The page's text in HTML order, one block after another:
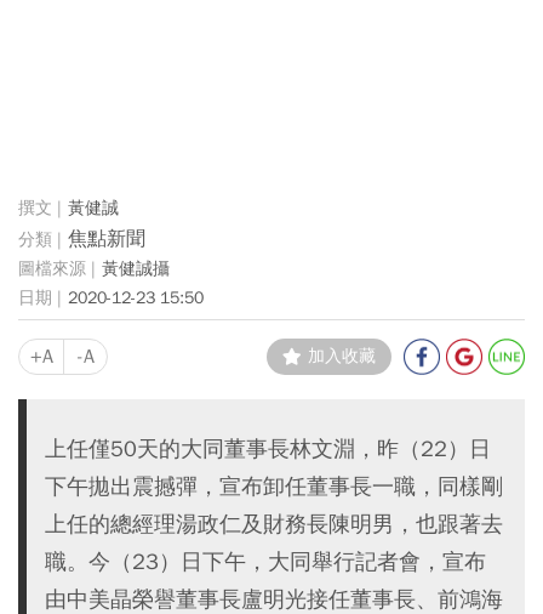
黃健誠
焦點新聞
黃健誠攝
2020-12-23 15:50
+A -A 加入收藏
上任僅50天的大同董事長林文淵，昨（22）日
下午拋出震撼彈，宣布卸任董事長一職，同樣剛
上任的總經理湯政仁及財務長陳明男，也跟著去
職。今（23）日下午，大同舉行記者會，宣布
由中美晶榮譽董事長盧明光接任董事長、前鴻海